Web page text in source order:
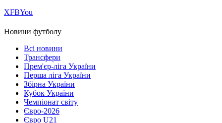
ХFBYou
Новини футболу
Всі новини
Трансфери
Прем'єр-ліга України
Перша ліга України
Збірна України
Кубок України
Чемпіонат світу
Євро-2026
Євро U21